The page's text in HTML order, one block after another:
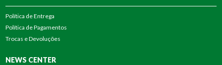
Política de Entrega
Política de Pagamentos
Trocas e Devoluções
NEWS CENTER